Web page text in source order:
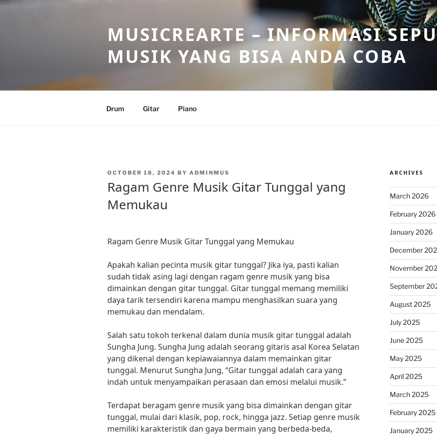
Skip
MUSICREARTE – INFORMASI
MUSIK YANG BISA ANDA COBA
Drum Gitar Piano
POSTED
OCTOBER 18, 2024 BY ADMINMUS
Ragam Genre Musik Gitar Tunggal yang
Memukau
Ragam Genre Musik Gitar Tunggal yang Memukau
Apakah kalian pecinta musik gitar tunggal? Jika iya, pasti kalian
sudah tidak asing lagi dengan ragam genre musik yang bisa
dimainkan dengan gitar tunggal. Gitar tunggal memang memiliki
daya tarik tersendiri karena mampu menghasilkan suara yang
memukau dan mendalam.
Salah satu tokoh terkenal dalam dunia musik gitar tunggal adalah
Sungha Jung. Sungha Jung adalah seorang gitaris asal Korea Selatan
yang dikenal dengan kepiawaiannya dalam memainkan gitar
tunggal. Menurut Sungha Jung, “Gitar tunggal adalah cara yang
indah untuk menyampaikan perasaan dan emosi melalui musik.”
Terdapat beragam genre musik yang bisa dimainkan dengan gitar
tunggal, mulai dari klasik, pop, rock, hingga jazz. Setiap genre musik
memiliki karakteristik dan gaya bermain yang berbeda-beda,
ARCHIVES
March 2026
February 2026
January 2026
December
November
September
August 2025
July 2025
June 2025
May 2025
April 2025
March 2025
February 2025
January 2025